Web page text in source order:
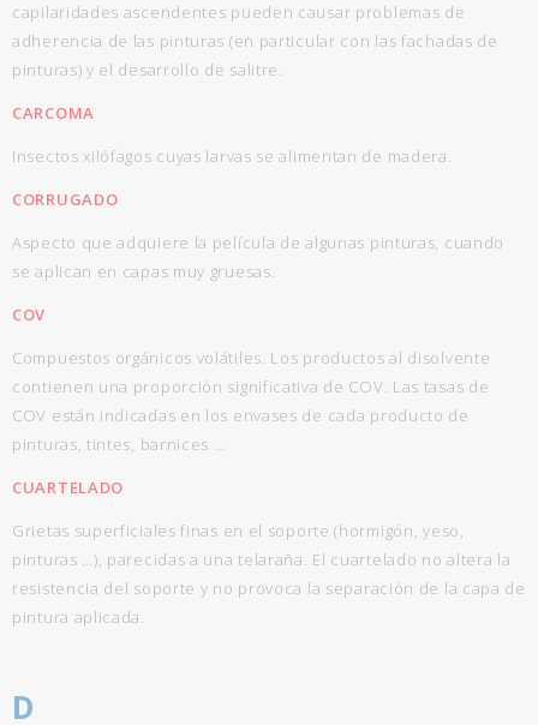
capilaridades ascendentes pueden causar problemas de
adherencia de las pinturas (en particular con las fachadas de
pinturas) y el desarrollo de salitre.
CARCOMA
Insectos xilófagos cuyas larvas se alimentan de madera.
CORRUGADO
Aspecto que adquiere la película de algunas pinturas, cuando
se aplican en capas muy gruesas.
COV
Compuestos orgánicos volátiles. Los productos al disolvente
contienen una proporción significativa de COV. Las tasas de
COV están indicadas en los envases de cada producto de
pinturas, tintes, barnices …
CUARTELADO
Grietas superficiales finas en el soporte (hormigón, yeso,
pinturas …), parecidas a una telaraña. El cuartelado no altera la
resistencia del soporte y no provoca la separación de la capa de
pintura aplicada.
D